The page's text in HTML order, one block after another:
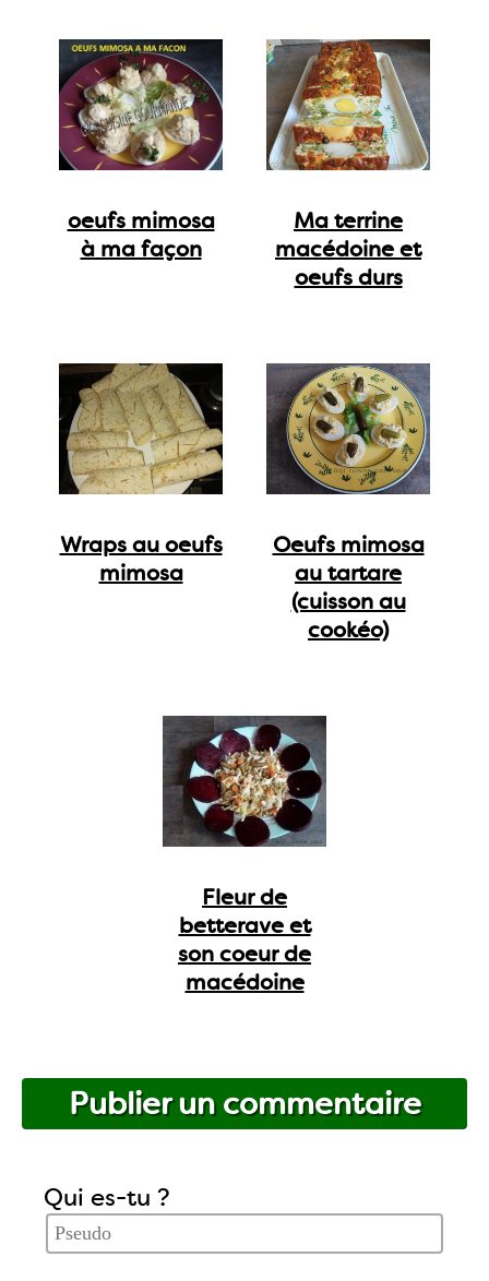
oeufs mimosa
à ma façon
Ma terrine
macédoine et
oeufs durs
Wraps au oeufs
mimosa
Oeufs mimosa
au tartare
(cuisson au
cookéo)
Fleur de
betterave et
son coeur de
macédoine
Publier un commentaire
Qui es-tu ?